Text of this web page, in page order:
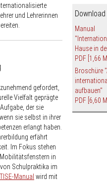
und Lehrerinnen
gefordert,
Vielfalt geprägte
der sie
sie selbst in ihrer
erlangt haben.
erfährt
Im Fokus stehen
in
Schulpraktika im
Manual wird mit
Download
Manual
Hause in
PDF [1,66
Broschüre
aufbauen"
PDF [6,60